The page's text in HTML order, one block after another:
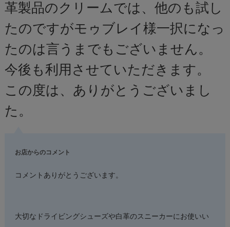
革製品のクリームでは、他のも試し
たのですがモゥブレイ様一択になっ
たのは言うまでもございません。
今後も利用させていただきます。
この度は、ありがとうございまし
た。
お店からのコメント
コメントありがとうございます。
大切なドライビングシューズや白革のスニーカーにお使いい